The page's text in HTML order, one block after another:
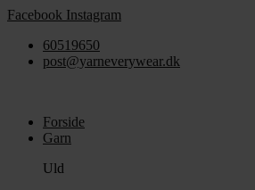
Videre
indhold
Facebook Instagram
60519650
post@yarneverywear.dk
Forside
Garn
Uld